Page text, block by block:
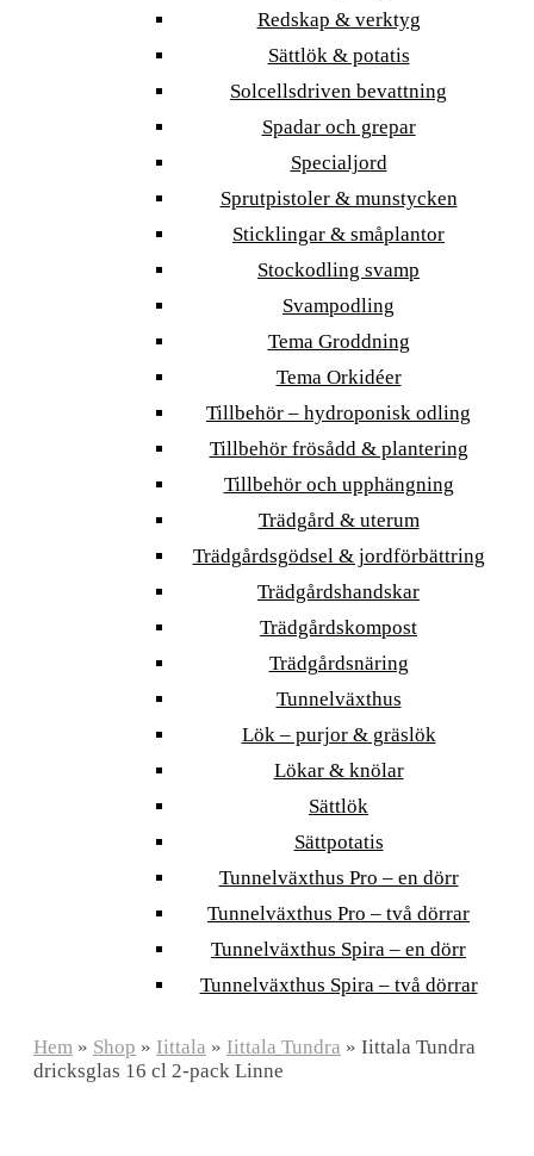
Redskap & verktyg
Sättlök & potatis
Solcellsdriven bevattning
Spadar och grepar
Specialjord
Sprutpistoler & munstycken
Sticklingar & småplantor
Stockodling svamp
Svampodling
Tema Groddning
Tema Orkidéer
Tillbehör – hydroponisk odling
Tillbehör frösådd & plantering
Tillbehör och upphängning
Trädgård & uterum
Trädgårdsgödsel & jordförbättring
Trädgårdshandskar
Trädgårdskompost
Trädgårdsnäring
Tunnelväxthus
Lök – purjor & gräslök
Lökar & knölar
Sättlök
Sättpotatis
Tunnelväxthus Pro – en dörr
Tunnelväxthus Pro – två dörrar
Tunnelväxthus Spira – en dörr
Tunnelväxthus Spira – två dörrar
Hem » Shop » Iittala » Iittala Tundra » Iittala Tundra
dricksglas 16 cl 2-pack Linne